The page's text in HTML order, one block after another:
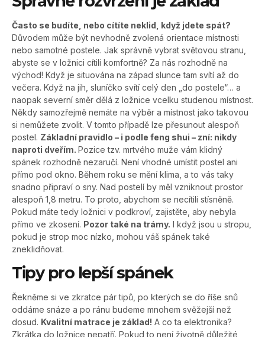
Často se budíte, nebo cítíte neklid, když jdete spát?
Důvodem může být nevhodně zvolená orientace místnosti
nebo samotné postele. Jak správně vybrat světovou stranu,
abyste se v ložnici cítili komfortně? Za nás rozhodně na
východ! Když je situována na západ slunce tam svítí až do
večera. Když na jih, sluníčko svítí celý den „do postele“… a
naopak severní směr dělá z ložnice vcelku studenou místnost.
Někdy samozřejmě nemáte na výběr a místnost jako takovou
si nemůžete zvolit. V tomto případě lze přesunout alespoň
postel. Základní pravidlo – i podle feng shui – zní: nikdy
naproti dveřím. Pozice tzv. mrtvého muže vám klidný
spánek rozhodně nezaručí. Není vhodné umístit postel ani
přímo pod okno. Během roku se mění klima, a to vás taky
snadno připraví o sny. Nad postelí by měl vzniknout prostor
alespoň 1,8 metru. To proto, abychom se necítili stísněně.
Pokud máte tedy ložnici v podkroví, zajistěte, aby nebyla
přímo ve zkosení. Pozor také na trámy. I když jsou u stropu,
pokud je strop moc nízko, mohou váš spánek také
zneklidňovat.
Tipy pro lepší spánek
Řekněme si ve zkratce pár tipů, po kterých se do říše snů
oddáme snáze a po ránu budeme mnohem svěžejší než
dosud. Kvalitní matrace je základ! A co ta elektronika?
Zkrátka do ložnice nepatří. Pokud to není životně důležité,